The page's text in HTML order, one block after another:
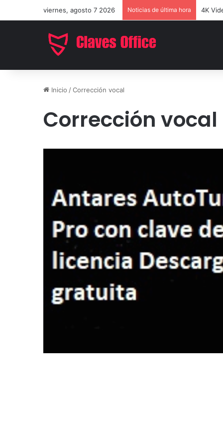
viernes, agosto 7 2026 Noticias de última hora
Inicio /Corrección vocal
Corrección vocal